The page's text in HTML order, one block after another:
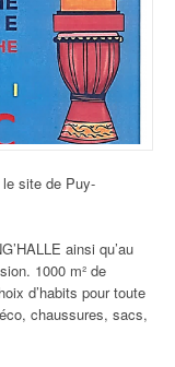
le site de Puy-
ainsi qu’au
1000 m² de
d’habits pour toute
chaussures, sacs,